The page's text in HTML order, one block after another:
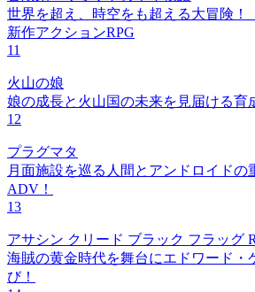
世界を超え、時空をも超える大冒険！
新作アクションRPG
11
火山の娘
娘の成長と火山国の未来を見届ける育
12
プラグマタ
月面施設を巡る人間とアンドロイドの
ADV！
13
アサシン クリード ブラック フラッグ
海賊の黄金時代を舞台にエドワード・
び！